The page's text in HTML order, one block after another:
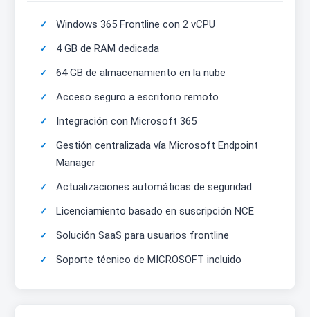
Windows 365 Frontline con 2 vCPU
4 GB de RAM dedicada
64 GB de almacenamiento en la nube
Acceso seguro a escritorio remoto
Integración con Microsoft 365
Gestión centralizada vía Microsoft Endpoint
Manager
Actualizaciones automáticas de seguridad
Licenciamiento basado en suscripción NCE
Solución SaaS para usuarios frontline
Soporte técnico de MICROSOFT incluido